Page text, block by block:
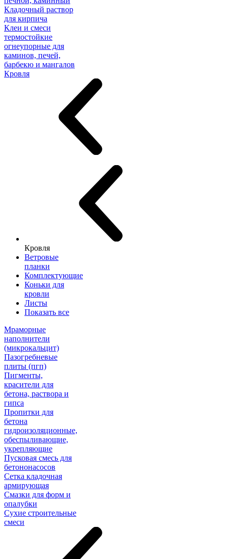
Кладочный раствор
для кирпича
Клеи и смеси
термостойкие
огнеупорные для
каминов, печей,
барбекю и мангалов
Кровля
Кровля
Ветровые
планки
Комплектующие
Коньки для
кровли
Листы
Показать все
Мраморные
наполнители
(микрокальцит)
Пазогребневые
плиты (пгп)
Пигменты,
красители для
бетона, раствора и
гипса
Пропитки для
бетона
гидроизоляционные,
обеспыливающие,
укрепляющие
Пусковая смесь для
бетононасосов
Сетка кладочная
армирующая
Смазки для форм и
опалубки
Сухие строительные
смеси